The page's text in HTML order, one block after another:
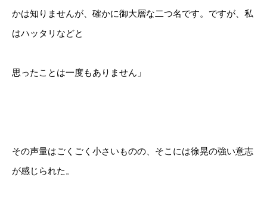
かは知りませんが、確かに御大層な二つ名です。ですが、私
はハッタリなどと
思ったことは一度もありません」
その声量はごくごく小さいものの、そこには徐晃の強い意志
が感じられた。